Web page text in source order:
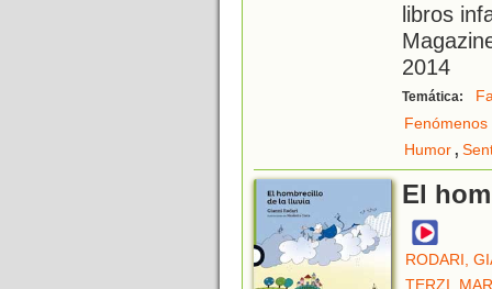
libros
2014
Temática:
Humor,
El
RODARI,
TERZI,